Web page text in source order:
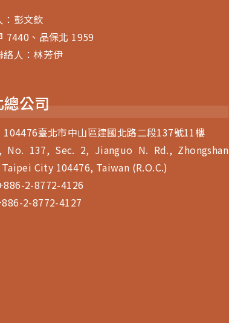
：彭文欽
7440、品保北 1959
絡人：林芳伊
總公司
104476臺北市中山區建國北路二段137號11樓
No. 137, Sec. 2, Jianguo N. Rd., Zhongshan
City 104476, Taiwan (R.O.C.)
2-8772-4126
2-8772-4127